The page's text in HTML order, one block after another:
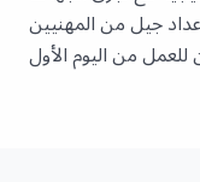
جيل من المهنيين